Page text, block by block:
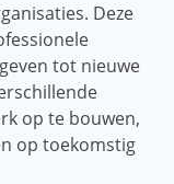
Deze
tot nieuwe
op te bouwen,
op toekomstig